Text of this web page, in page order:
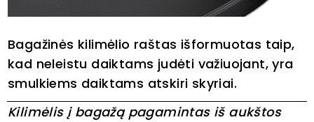
Bagažinės kilimėlio raštas išformuotas taip,
kad neleistu daiktams judėti važiuojant, yra
smulkiems daiktams atskiri skyriai.
Kilimėlis į bagažą pagamintas iš aukštos